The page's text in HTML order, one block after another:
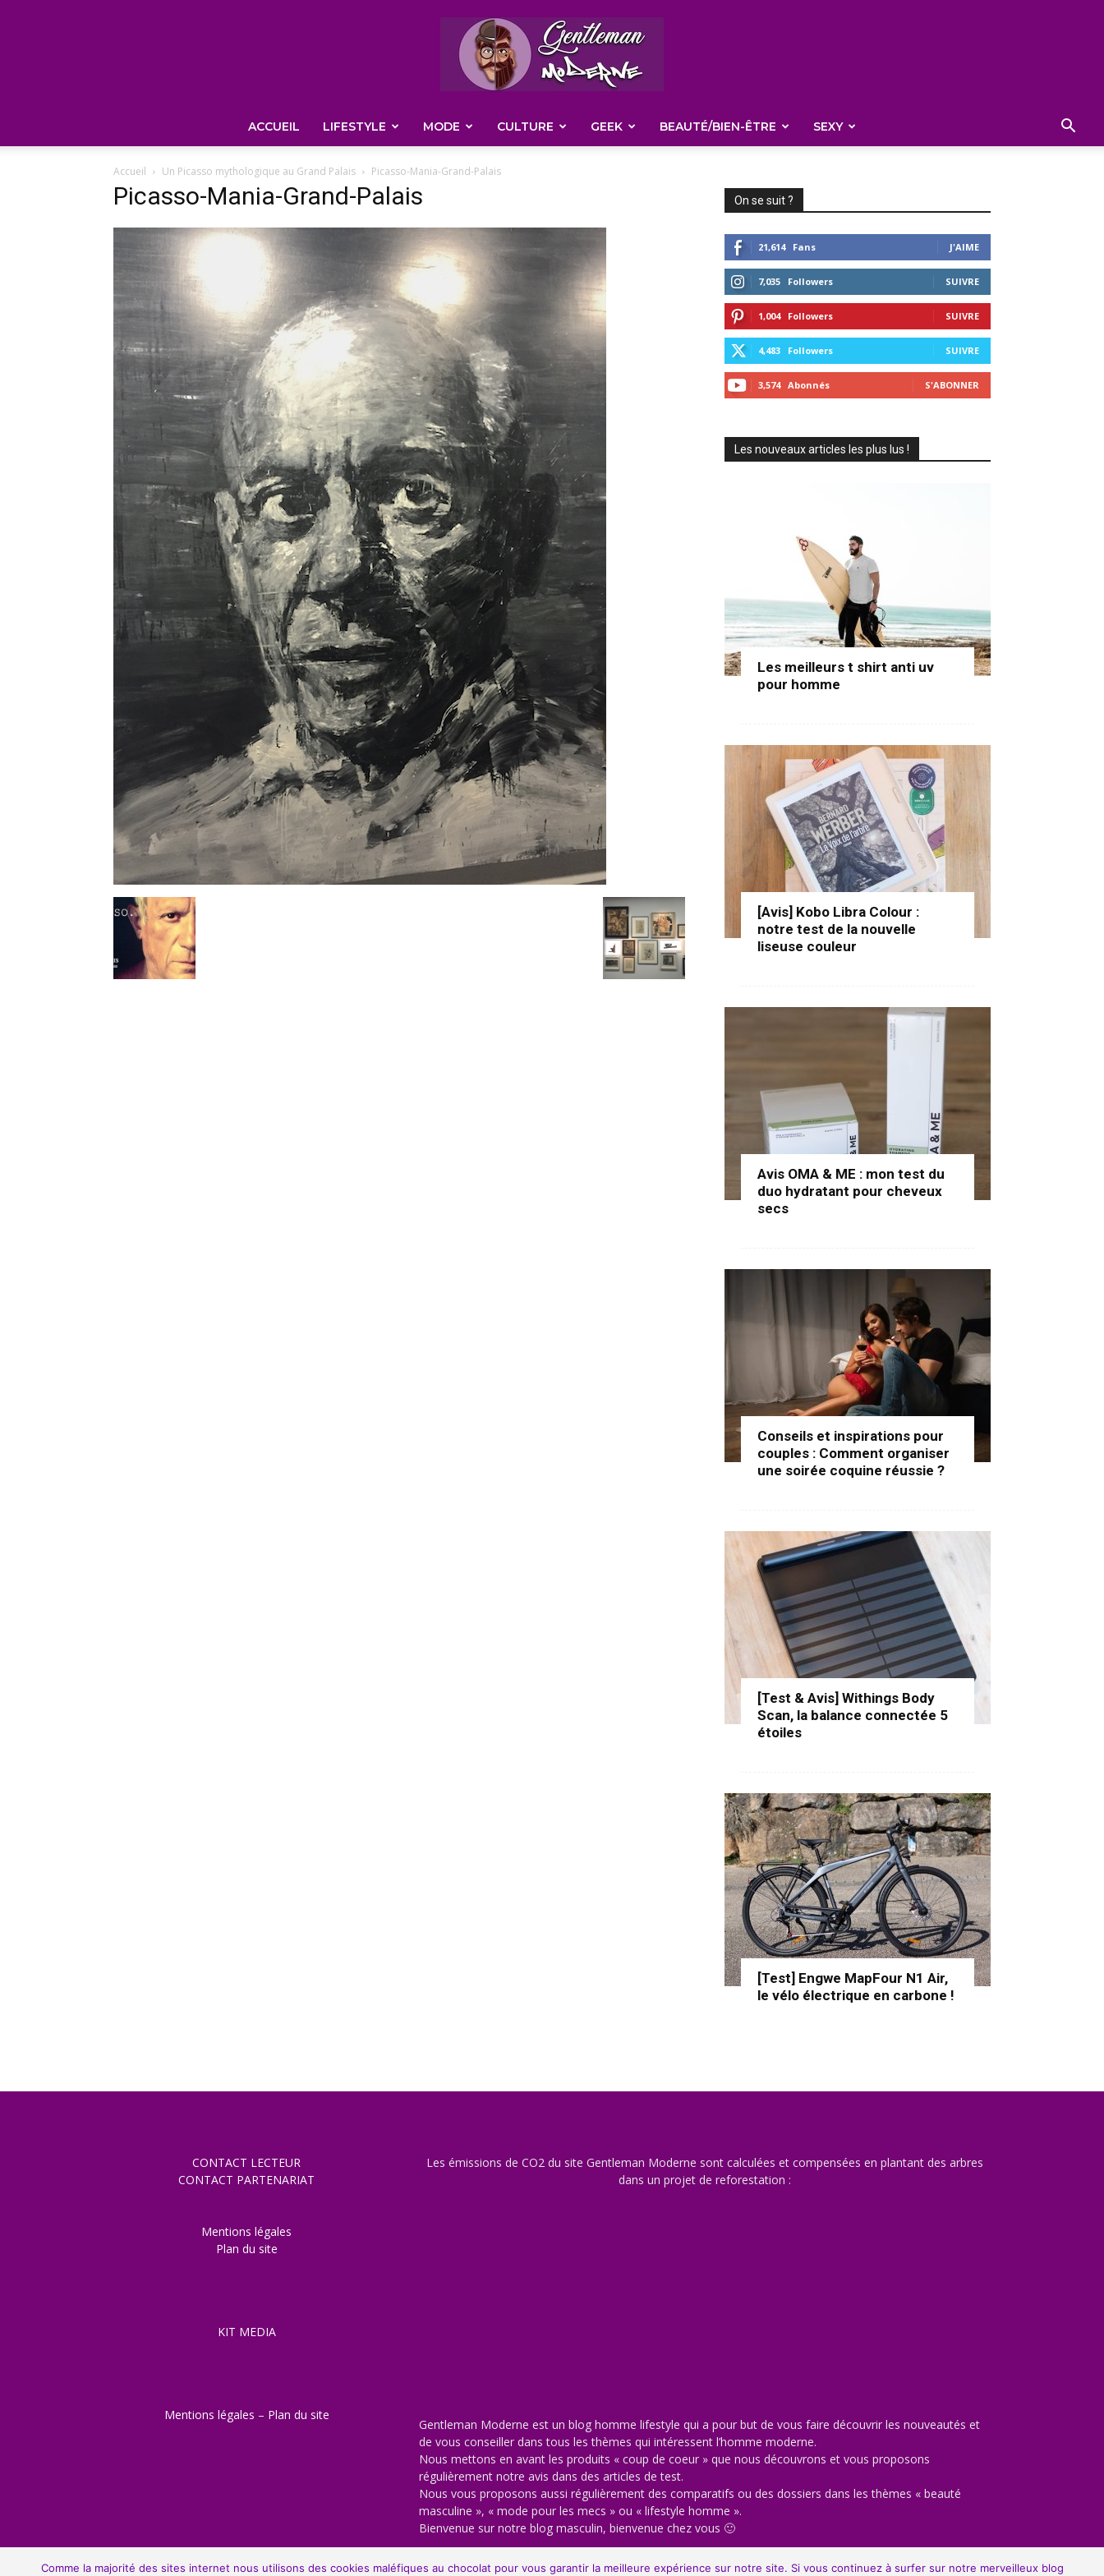
Gentleman
ACCUEIL LIFESTYLE MODE CULTURE GEEK BEAUTÉ/BIEN-ÊTRE SEXY
Accueil Un Picasso mythologique au Grand Palais Picasso-Mania-Grand-Palais
Picasso-Mania-Grand-Palais On se suit ?
21,614 Fans J'AIME
7,035 Followers SUIVRE
1,004 Followers SUIVRE
4,483 Followers SUIVRE
3,574 Abonnés S'ABONNER
Les nouveaux articles les plus lus !
Les meilleurs t shirt anti uv
pour homme
[Avis] Kobo Libra Colour :
notre test de la nouvelle
liseuse couleur
Avis OMA & ME : mon test du
duo hydratant pour cheveux
secs
Conseils et inspirations pour
couples : Comment organiser
une soirée coquine réussie ?
[Test & Avis] Withings Body
Scan, la balance connectée 5
étoiles
[Test] Engwe MapFour N1 Air,
le vélo électrique en carbone !
CONTACT LECTEUR
CONTACT PARTENARIAT
Mentions légales
Plan du site
KIT MEDIA
Mentions légales – Plan du site
Les émissions de CO2 du site Gentleman Moderne sont calculées et compensées en plantant des arbres
dans un projet de reforestation :
masculine », « mode pour les mecs » ou « lifestyle homme ».
Bienvenue sur notre blog masculin, bienvenue chez vous 🙂
© Copyright 2013-2022, All Rights Reserved. Gentleman Moderne est un site de tendance avec de la mode masculine, de la beauté, du lifestyle, de la culture et du high-tech.
Comme la majorité des sites internet nous utilisons des cookies maléfiques au chocolat pour vous garantir la meilleure expérience sur notre site. Si vous continuez à surfer sur notre merveilleux blog